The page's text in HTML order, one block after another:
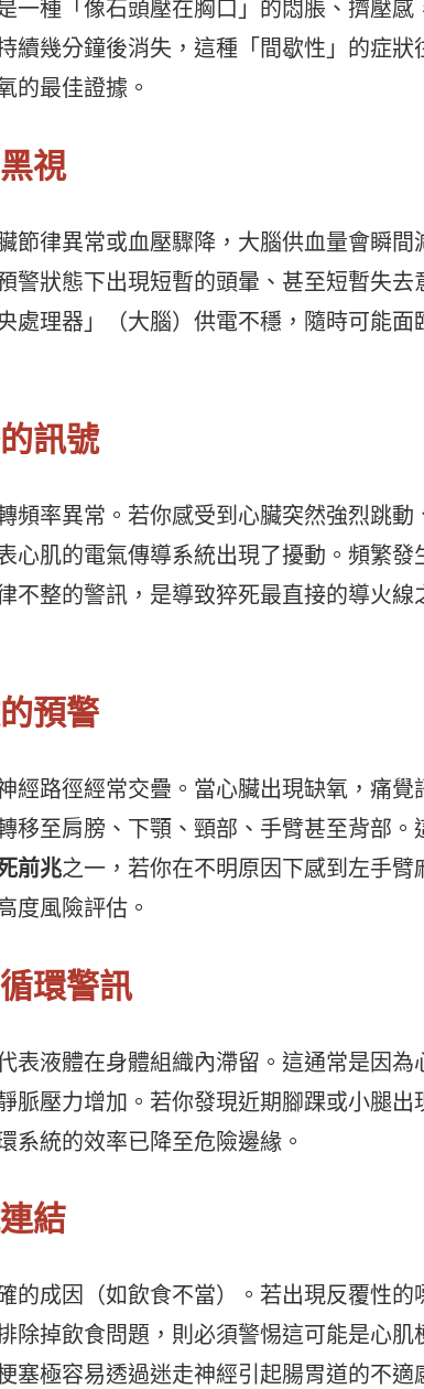
一種「像石頭壓在胸口」的悶脹、擠壓感
續幾分鐘後消失，這種「間歇性」的症狀
的最佳證據。
視
節律異常或血壓驟降，大腦供血量會瞬間
警狀態下出現短暫的頭暈、甚至短暫失去
處理器」（大腦）供電不穩，隨時可能面
訊號
頻率異常。若你感受到心臟突然強烈跳動
心肌的電氣傳導系統出現了擾動。頻繁發
不整的警訊，是導致猝死最直接的導火線
預警
經路徑經常交疊。當心臟出現缺氧，痛覺
移至肩膀、下顎、頸部、手臂甚至背部。
前兆之一，若你在不明原因下感到左手臂
度風險評估。
環警訊
表液體在身體組織內滯留。這通常是因為
脈壓力增加。若你發現近期腳踝或小腿出
系統的效率已降至危險邊緣。
結
的成因（如飲食不當）。若出現反覆性的
除掉飲食問題，則必須警惕這可能是心肌
塞極容易透過迷走神經引起腸胃道的不適